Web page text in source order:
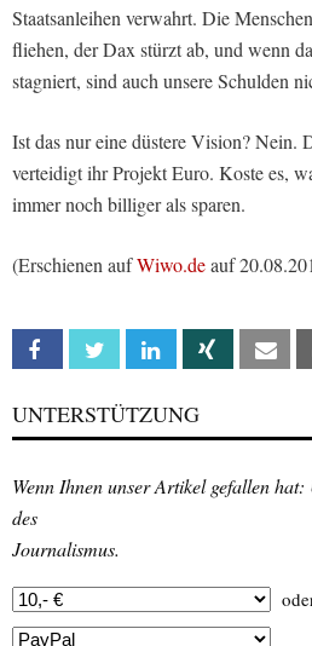
Staatsanleihen verwahrt. Die
fliehen, der Dax stürzt ab, und wenn
stagniert, sind auch unsere Schulden
Ist das nur eine düstere Vision? Nein.
verteidigt ihr Projekt Euro. Koste es,
immer noch billiger als sparen.
(Erschienen aufWiwo.deauf
Facebook Twitter Linkedin Xing
UNTERSTÜTZUNG
Wenn Ihnen unser Artikel gefallen
des
Journalismus.